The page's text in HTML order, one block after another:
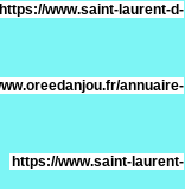
https://www.saint-laurent-d-
annuaire-
https://www.saint-laurent-